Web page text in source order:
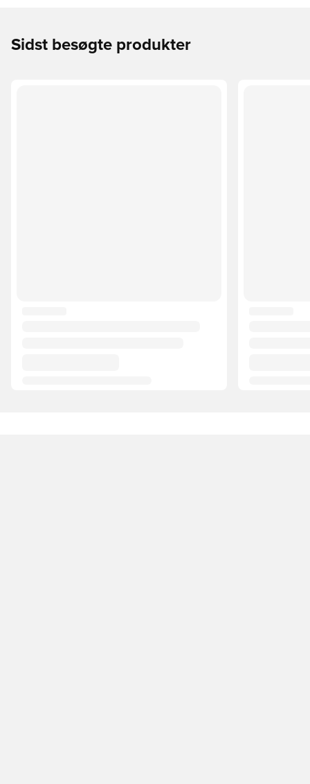
Sidst besøgte produkter